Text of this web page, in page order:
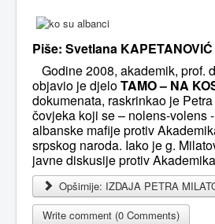
Piše: Svetlana KAPETANOVIĆ
Godine 2008, akademik, prof.
objavio je djeloTAMO – NA
dokumenata, raskrinkao je
čovjeka koji se – nolens-volens
albanske mafije protiv
srpskog naroda. Iako je g.
javne diskusije protiv Akademika
Opširnije: IZDAJA PETRA
Write comment (0 Comments)